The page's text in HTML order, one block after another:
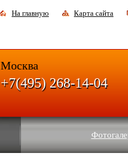
На главную Карта сайта
Москва
+7(495) 268-14-04